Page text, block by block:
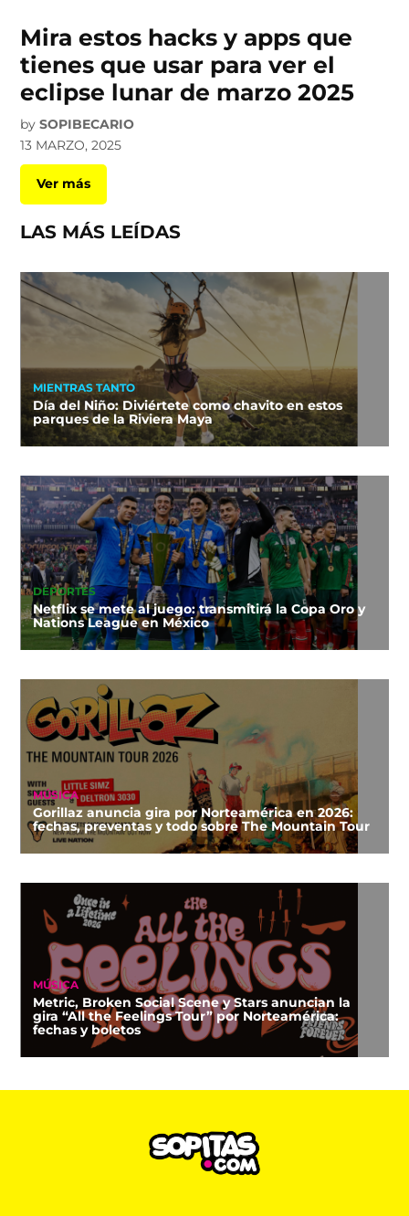
Mira estos hacks y apps que
tienes que usar para ver el
eclipse lunar de marzo 2025
by SOPIBECARIO
13 MARZO, 2025
Ver más
LAS MÁS LEÍDAS
MIENTRAS TANTO
Día del Niño: Diviértete como chavito en estos
parques de la Riviera Maya
DEPORTES
Netflix se mete al juego: transmitirá la Copa Oro y
Nations League en México
MÚSICA
Gorillaz anuncia gira por Norteamérica en 2026:
fechas, preventas y todo sobre The Mountain Tour
MÚSICA
Metric, Broken Social Scene y Stars anuncian la
gira “All the Feelings Tour” por Norteamérica:
fechas y boletos